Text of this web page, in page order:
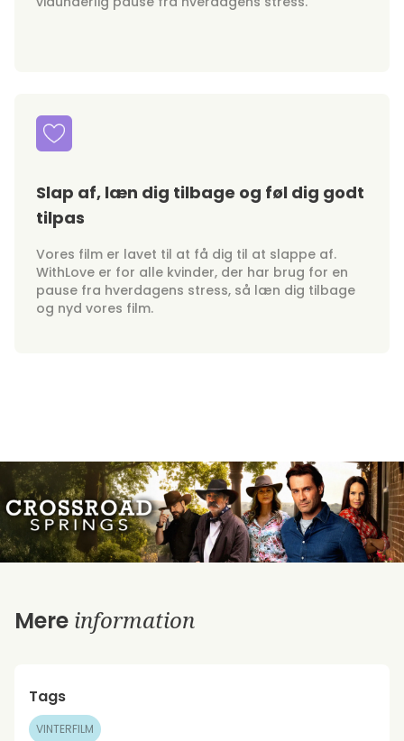
Slap af, læn dig tilbage og føl dig godt
tilpas
Vores film er lavet til at få dig til at slappe af.
WithLove er for alle kvinder, der har brug for en
pause fra hverdagens stress, så læn dig tilbage
og nyd vores film.
Mere information
Tags
VINTERFILM